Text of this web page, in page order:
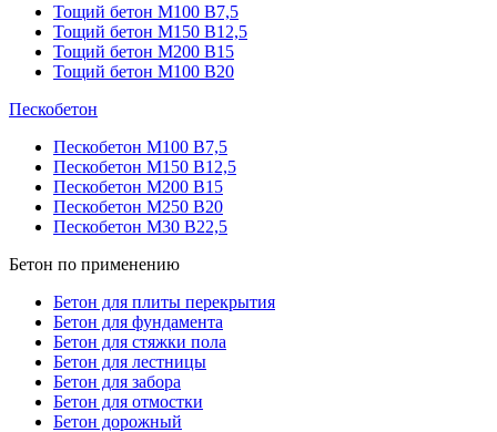
Тощий бетон М100 В7,5
Тощий бетон М150 В12,5
Тощий бетон М200 В15
Тощий бетон М100 В20
Пескобетон
Пескобетон М100 В7,5
Пескобетон М150 В12,5
Пескобетон М200 В15
Пескобетон М250 В20
Пескобетон М30 В22,5
Бетон по применению
Бетон для плиты перекрытия
Бетон для фундамента
Бетон для стяжки пола
Бетон для лестницы
Бетон для забора
Бетон для отмостки
Бетон дорожный